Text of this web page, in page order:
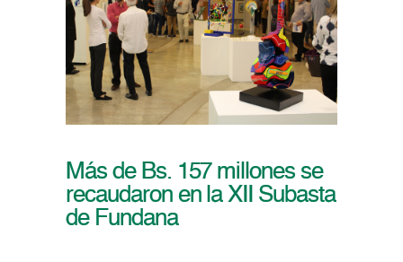
Más de Bs. 157 millones se
recaudaron en la XII Subasta
de Fundana